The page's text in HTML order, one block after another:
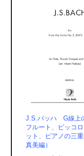
J.S.バッハ G線上
フルート、ピッコ
ット、ピアノの三
真美編）